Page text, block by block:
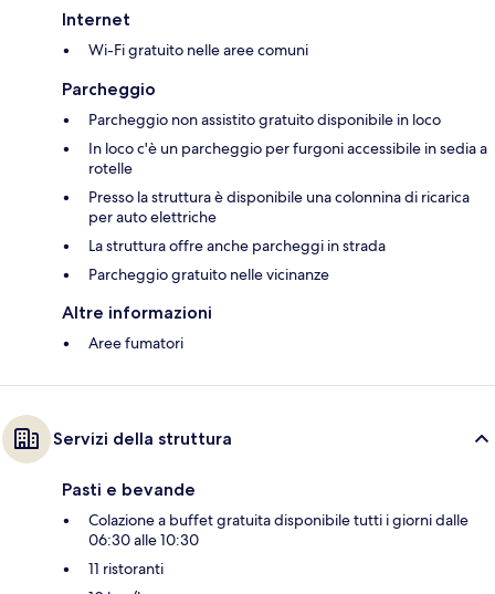
Internet
Wi-Fi gratuito nelle aree comuni
Parcheggio
Parcheggio non assistito gratuito disponibile in loco
In loco c'è un parcheggio per furgoni accessibile in sedia a
rotelle
Presso la struttura è disponibile una colonnina di ricarica
per auto elettriche
La struttura offre anche parcheggi in strada
Parcheggio gratuito nelle vicinanze
Altre informazioni
Aree fumatori
Servizi della struttura
Pasti e bevande
Colazione a buffet gratuita disponibile tutti i giorni dalle
06:30 alle 10:30
11 ristoranti